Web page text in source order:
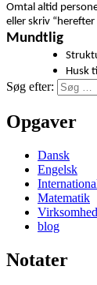
Omtal altid
eller skriv
Mundtlig
Husk
Søg efter:
Opgaver
Dansk
Engelsk
Matematik
blog
Notater